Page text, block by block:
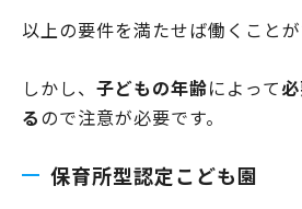
以上の要件を満たせば働くことが
しかし、 子どもの年齢によって
るので注意が必要です。
保育所型認定こども園